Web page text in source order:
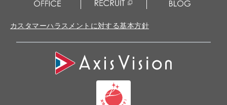
2021年
2020年
カスタマーハラスメントに対する基本方針